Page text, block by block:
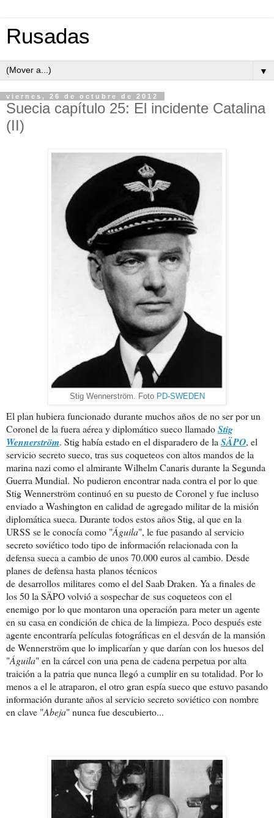
Rusadas
▼
viernes, 26 de octubre de 2012
Suecia capítulo 25: El incidente Catalina
(II)
Stig Wennerström. Foto PD-SWEDEN
El plan hubiera funcionado durante muchos años de no ser por un
Coronel de la fuera aérea y diplomático sueco llamadoStig
Wennerström. Stig había estado en el disparadero de la SÄPO, el
servicio secreto sueco, tras sus coqueteos con altos mandos de la
marina nazi como el almirante Wilhelm Canaris durante la Segunda
Guerra Mundial. No pudieron encontrar nada contra el por lo que
Stig Wennerström continuó en su puesto de Coronel y fue incluso
enviado a Washington en calidad de agregado militar de la misión
diplomática sueca. Durante todos estos años Stig, al que en la
URSS se le conocía como "Águila", le fue pasando al servicio
secreto soviético todo tipo de información relacionada con la
defensa sueca a cambio de unos 70.000 euros al cambio. Desde
planes de defensa hasta planos técnicos
de desarrollos militares como el del Saab Draken. Ya a finales de
los 50 la SÄPO volvió a sospechar de sus coqueteos con el
enemigo por lo que montaron una operación para meter un agente
en su casa en condición de chica de la limpieza. Poco después este
agente encontraría películas fotográficas en el desván de la mansión
de Wennerström que lo implicarían y que darían con los huesos del
"Águila" en la cárcel con una pena de cadena perpetua por alta
traición a la patria que nunca llegó a cumplir en su totalidad. Por lo
menos a el le atraparon, el otro gran espía sueco que estuvo pasando
información durante años al servicio secreto soviético con nombre
en clave "Abeja" nunca fue descubierto...